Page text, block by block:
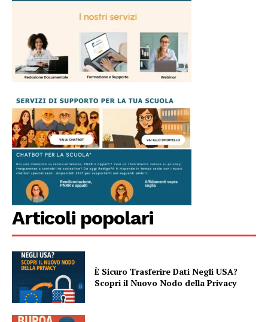
Articoli popolari
È Sicuro Trasferire Dati Negli USA?
Scopri il Nuovo Nodo della Privacy